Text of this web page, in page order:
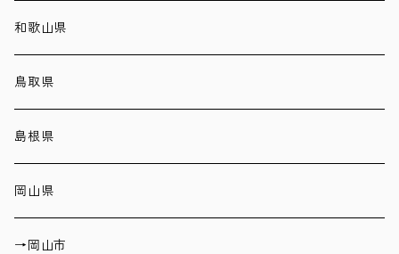
和歌山県
鳥取県
島根県
岡山県
→岡山市